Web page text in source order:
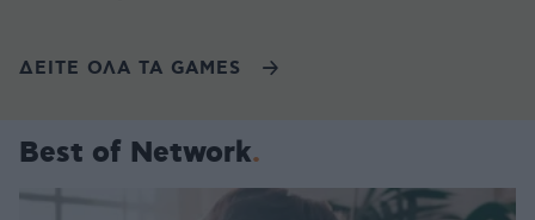
ΔΕΙΤΕ ΟΛΑ ΤΑ GAMES
Best of Network